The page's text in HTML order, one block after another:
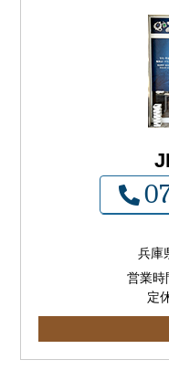
兵庫
営業時
定